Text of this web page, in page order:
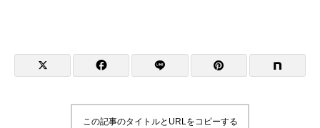
この記事のタイトルとURLをコピーする